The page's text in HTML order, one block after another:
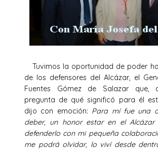
Tuvimos la oportunidad de poder
de los defensores del Alcázar, el
Fuentes Gómez de Salazar que,
pregunta de qué significó para él
dijo con emoción: Para mí fue una
deber, un honor estar en el
defenderlo con mi pequeña
me podrá olvidar, lo viví desde